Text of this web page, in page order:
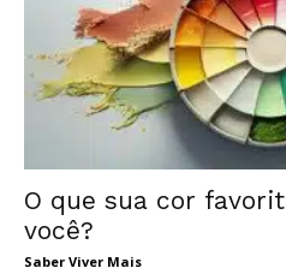
O que sua cor
você?
Saber Viver Mais